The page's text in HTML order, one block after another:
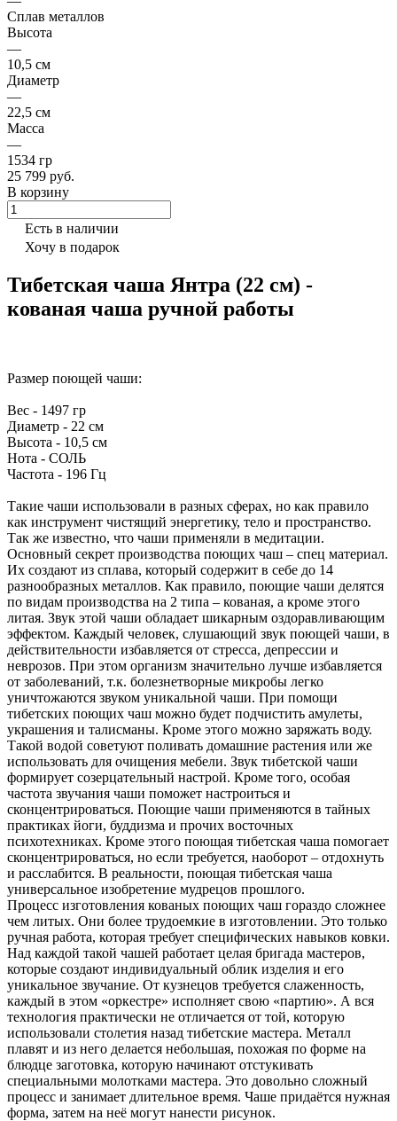
Сплав металлов
Высота
—
10,5 см
Диаметр
—
22,5 см
Масса
—
1534 гр
25 799 руб.
В корзину
Есть в наличии
Хочу в подарок
Тибетская чаша Янтра (22 см) -
кованая чаша ручной работы
Размер поющей чаши:
Вес - 1497 гр
Диаметр - 22 см
Высота - 10,5 см
Нота - СОЛЬ
Частота - 196 Гц
Такие чаши использовали в разных сферах, но как правило
как инструмент чистящий энергетику, тело и пространство.
Так же известно, что чаши применяли в медитации.
Основный секрет производства поющих чаш – спец материал.
Их создают из сплава, который содержит в себе до 14
разнообразных металлов. Как правило, поющие чаши делятся
по видам производства на 2 типа – кованая, а кроме этого
литая. Звук этой чаши обладает шикарным оздоравливающим
эффектом. Каждый человек, слушающий звук поющей чаши, в
действительности избавляется от стресса, депрессии и
неврозов. При этом организм значительно лучше избавляется
от заболеваний, т.к. болезнетворные микробы легко
уничтожаются звуком уникальной чаши. При помощи
тибетских поющих чаш можно будет подчистить амулеты,
украшения и талисманы. Кроме этого можно заряжать воду.
Такой водой советуют поливать домашние растения или же
использовать для очищения мебели. Звук тибетской чаши
формирует созерцательный настрой. Кроме того, особая
частота звучания чаши поможет настроиться и
сконцентрироваться. Поющие чаши применяются в тайных
практиках йоги, буддизма и прочих восточных
психотехниках. Кроме этого поющая тибетская чаша помогает
сконцентрироваться, но если требуется, наоборот – отдохнуть
и расслабится. В реальности, поющая тибетская чаша
универсальное изобретение мудрецов прошлого.
Процесс изготовления кованых поющих чаш гораздо сложнее
чем литых. Они более трудоемкие в изготовлении. Это только
ручная работа, которая требует специфических навыков ковки.
Над каждой такой чашей работает целая бригада мастеров,
которые создают индивидуальный облик изделия и его
уникальное звучание. От кузнецов требуется слаженность,
каждый в этом «оркестре» исполняет свою «партию». А вся
технология практически не отличается от той, которую
использовали столетия назад тибетские мастера. Металл
плавят и из него делается небольшая, похожая по форме на
блюдце заготовка, которую начинают отстукивать
специальными молотками мастера. Это довольно сложный
процесс и занимает длительное время. Чаше придаётся нужная
форма, затем на неё могут нанести рисунок.